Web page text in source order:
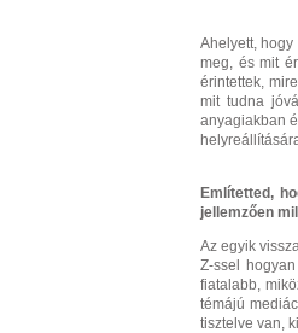
Ahelyett,
meg, és mit
érintettek,
mit tudna
anyagiakban
Említetted,
jellemzően
Az egyik
Z-ssel
fiatalabb,
témájú
tisztelve van,